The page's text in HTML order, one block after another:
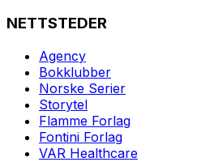
NETTSTEDER
Agency
Bokklubber
Norske Serier
Storytel
Flamme Forlag
Fontini Forlag
VAR Healthcare